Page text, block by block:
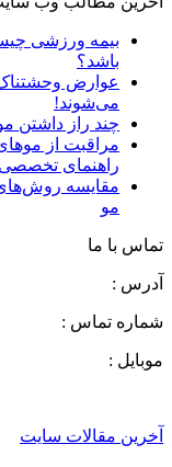
بیمه ورزشی
باشد؟
عوارض وحشتناک
می‌شوند!
چند راز داشتن
مراقبت از
راهنمای تخصصی
مو
تماس با ما
آدرس :
شماره تماس :
موبایل :
آخرین مقالات سایت